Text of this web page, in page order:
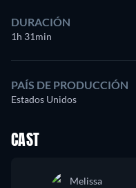
DURACIÓN
1h 31min
PAÍS DE PRODUCCIÓN
Estados Unidos
CAST